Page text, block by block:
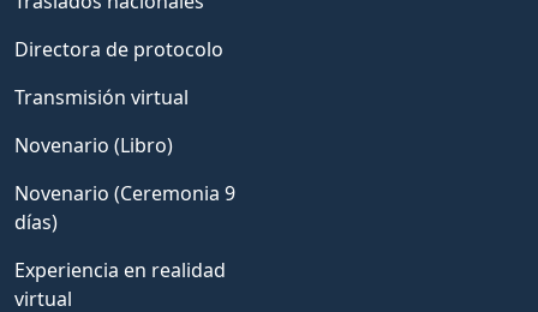
Directora de protocolo
Transmisión virtual
Novenario (Libro)
Novenario (Ceremonia 9
días)
Experiencia en realidad
virtual